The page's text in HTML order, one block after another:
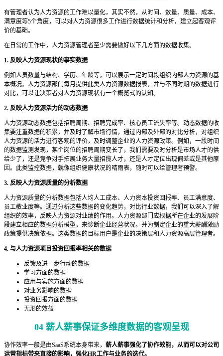
有管理者认为人力资源的工作难以量化，其实不然，从时间、数量、质量、成本、
满意度等5个角度，可以对人力资源很多工作进行数据统计和分析，建立起客观评
价的基础。
在日常的工作中，人力资源管理者至少需要做好以下几方面的数据收集。
1. 反映人力资源现状的事实数据
例如人员数量与结构、学历、年龄等，可以展示一定时间段组织内部人力资源的基
本概况。人力资源部门每月提供此类人力资源数据报表，并与不同时期的数据进行
对比，可以让决策者对人力资源现状有一个概览式的认知。
2. 反映人力资源活力的动态数据
人力资源动态数据包括招聘周期、招聘完成率、核心员工流失率等。动态数据的收
集要注重数据的积累，并及时了解市场行情，通过内部及外部的对比分析，对组织
人力资源的活力进行客观的评价，及时调整企业的人力资源政策。例如，一段时间
的数据监测发现，某个岗位的招聘周期变长了，我们需要及时分析是市场人才的供
给少了，还是竞争对手拓展业务大量招揽人才，还是人才定位出现偏差或是其他原
因。此类监控数据，就像组织健康状况的晴雨表，随时可以给管理者预警。
3. 反映人力资源质量的分析数据
人力资源质量的分析数据包括人均人工成本、人力资本投资回报率、员工满意度、
员工敬业度等。通过分析这些数据的变化趋势，对比行业数据，我们可以深入了解
组织的效率，反映人力资源对业绩的作用。人力资源部门应根据所在企业的发展阶
段建立相应的数据分析模型，来诊断企业经营状况，并为制定企业的重大薪酬激励
政策提供决策依据。这类数据的目标用户是企业的决策层和人力资源高层管理者。
4. 与人力资源项目投资回报率相关的数据
反馈及进一步行动的数据
学习方面的数据
应用与实施方面的数据
对业务影响的数据
投资回报方面的数据
无形的效益
04 薪人薪事保证多维度数据的客观呈现
协作效率一般是由SaaS系统本身带来， 薪人薪事强化了协作效能，从而可以对公司
运营指标带来直接的影响，强化HR工作与业务的迭代。